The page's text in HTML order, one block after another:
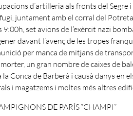
d’artilleria als fronts del Segre
juntament amb el corral del
9:00h, set avions de l’exèrcit nazi
davant l’avenç de les tropes
per manca de mitjans de
un gran nombre de caixes de
Conca de Barberà i causà danys en
i magatzems i moltes més altres
DE PARÍS “CHAMPI”